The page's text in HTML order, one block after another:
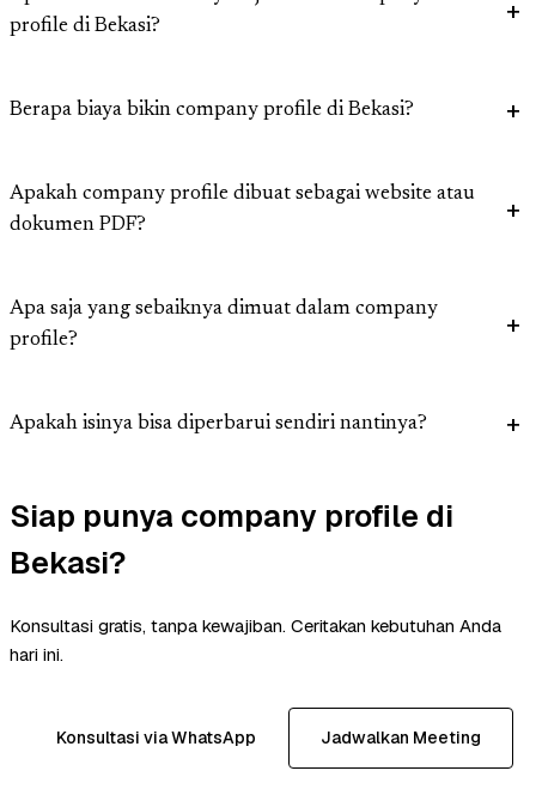
profile di Bekasi?
Berapa biaya bikin company profile di Bekasi?
Apakah company profile dibuat sebagai website atau
dokumen PDF?
Apa saja yang sebaiknya dimuat dalam company
profile?
Apakah isinya bisa diperbarui sendiri nantinya?
Siap punya company profile di
Bekasi?
Konsultasi gratis, tanpa kewajiban. Ceritakan kebutuhan Anda
hari ini.
Konsultasi via WhatsApp Jadwalkan Meeting